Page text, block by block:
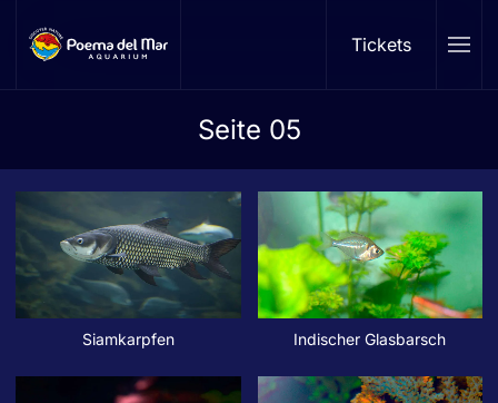
Skip to main content Tickets
Seite 05
Siamkarpfen Indischer Glasbarsch